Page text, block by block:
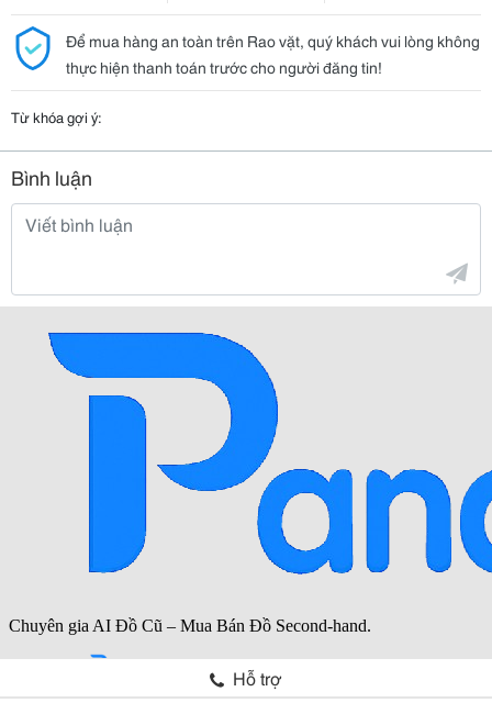
Để mua hàng an toàn trên Rao vặt, quý khách vui lòng không
thực hiện thanh toán trước cho người đăng tin!
Từ khóa gợi ý:
Bình luận
Hỗ trợ